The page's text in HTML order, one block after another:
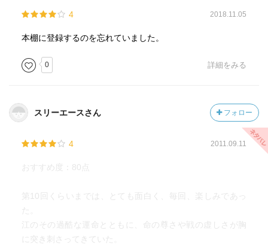
4 2018.11.05
本棚に登録するのを忘れていました。
0 詳細をみる
スリーエースさん フォロー
4 2011.09.11
おすすめ度：80点
第10回くらいまでは、とても面白く、毎回、楽しみであっ
た。
江のその過酷な運命とともに、命の尊さや戦の虚しさが胸
に突き刺さってきていた。